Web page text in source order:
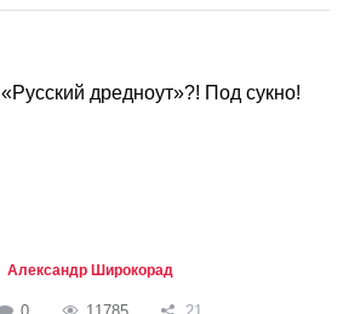
«Русский дредноут»?! Под сукно!
Александр Широкорад